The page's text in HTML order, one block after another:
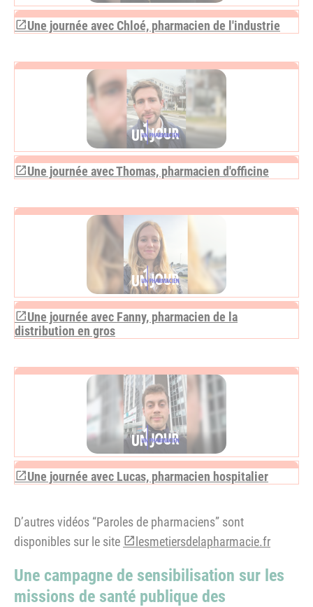
Une journée avec Chloé, pharmacien de l'industrie
Une journée avec Thomas, pharmacien d'officine
Une journée avec Fanny, pharmacien de la
distribution en gros
Une journée avec Lucas, pharmacien hospitalier
D’autres vidéos “Paroles de pharmaciens” sont
disponibles sur le site
lesmetiersdelapharmacie.fr
Une campagne de sensibilisation sur les
missions de santé publique des